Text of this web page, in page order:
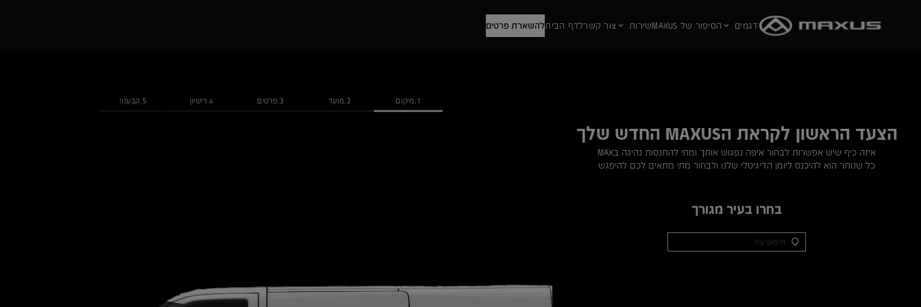
דגמים הסיפור של MAXUS שירות צור קשרלדף הביתלהשארת פרטים
הצעד הראשון לקראת הMAXUS החדש שלך
איזה כיף שיש אפשרות לבחור איפה נפגוש אותך ומתי להתנסות נהיגה בMAX
כל שנותר הוא להיכנס ליומן הדיגיטלי שלנו ולבחור מתי מתאים לכם להיפגש
בחרו בעיר מגורך
מתי נוח לך שנגיע?
בחרו תאריך ואז שעה ותאמו לעצמכם התנסות נהיגה
א ב ג ד ה ו ש
שימו לב! כתבו כאן את הכתובת ממנה אתם רוצים שנאסוף
העלו תמונת רישיון קדמית
1.מיקום 2.מועד 3.פרטים 4.רישיון 5.קבענו!